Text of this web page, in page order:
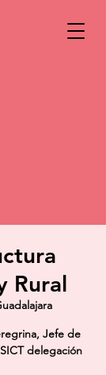
Rural
Jefe de
delegación